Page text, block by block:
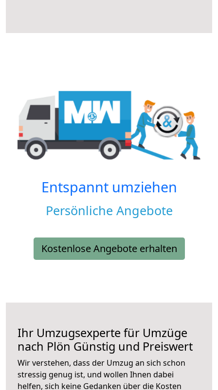
Entspannt umziehen
Persönliche Angebote
Kostenlose Angebote erhalten
Ihr Umzugsexperte für Umzüge
nach Plön Günstig und Preiswert
Wir verstehen, dass der Umzug an sich schon
stressig genug ist, und wollen Ihnen dabei
helfen, sich keine Gedanken über die Kosten